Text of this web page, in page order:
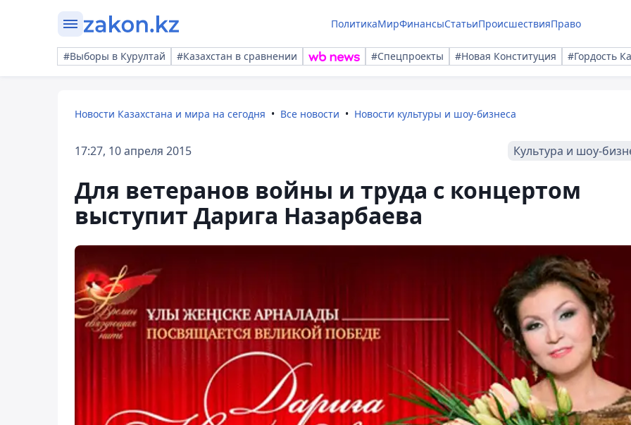
ПолитикаМирФинансыСтатьиПроисшествияПраво
#Выборы в Курултай #Казахстан в сравнении #Спецпроекты #Новая Конституция #Гордость
Новости Казахстана и мира на сегодня Все новости Новости культуры и шоу-бизнеса
17:27, 10 апреля 2015 Культура и шоу-
Для ветеранов войны и труда с концертом
выступит Дарига Назарбаева